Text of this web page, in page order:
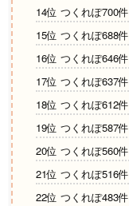
14位 つくれぽ700
15位 つくれぽ688
16位 つくれぽ646
17位 つくれぽ637
18位 つくれぽ612
19位 つくれぽ587
20位 つくれぽ560
21位 つくれぽ516
22位 つくれぽ483